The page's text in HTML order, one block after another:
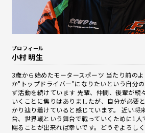
プロフィール
小村 明生
3歳から始めたモータースポーツ 当たり前の
か"トップドライバー"になりたいという自分
ず活動を続けています 先輩、仲間、後輩が続
いくことに焦りはありましたが、自分が必要
かり辿り着けていると感じています。 近い将
台、世界戦という舞台で戦っていくために1
賜ることが出来れば幸いです。どうぞよろし